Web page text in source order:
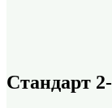
Стандарт